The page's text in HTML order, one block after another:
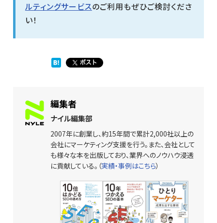
ルティングサービスのご利用もぜひご検討くださ
い！
編集者
ナイル編集部
2007年に創業し、約15年間で累計2,000社以上の
会社にマーケティング支援を行う。また、会社として
も様々な本を出版しており、業界へのノウハウ浸透
に貢献している。（実績・事例はこちら）